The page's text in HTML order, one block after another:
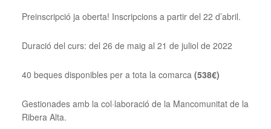
Preinscripció ja oberta! Inscripcions a partir del 22 d’abril.
Duració del curs: del 26 de maig al 21 de juliol de 2022
40 beques disponibles per a tota la comarca (538€)
Gestionades amb la col·laboració de la Mancomunitat de la
Ribera Alta.